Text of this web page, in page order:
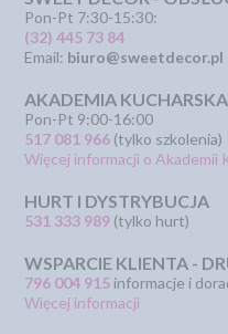
Pon-Pt 7:30-15:30:
(32) 445 73 84
Email: biuro@sweetdecor.pl
AKADEMIA
Pon-Pt 9:00-16:00
517 081 966 (tylko szkolenia)
Więcej informacji o Akademii
HURT I DYSTRYBUCJA
531 333 989 (tylko hurt)
WSPARCIE KLIENTA -
796 004 915 informacje i
Więcej informacji